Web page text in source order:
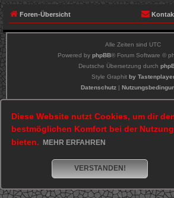
Diese Website nutzt Cookies, um dir
bestmöglichen Komfort bei der
bieten.
MEHR ERFAHREN
VERSTANDEN!
Foren-Übersicht
Alle Zeiten sind UTC
Powered by phpBB® Forum Software ©
Deutsche Übersetzung durch
Style Graphit by
Datenschutz|